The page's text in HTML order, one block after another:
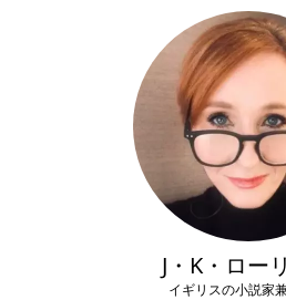
J・K・ロー
イギリスの小説家